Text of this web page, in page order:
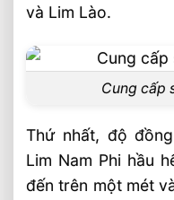
và Lim Lào.
Cung cấp
Thứ nhất, độ
Lim Nam Phi hầu
đến trên một mét